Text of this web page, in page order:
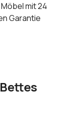
mit 24
Garantie